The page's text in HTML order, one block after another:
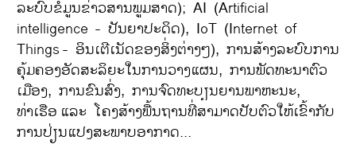
ລະບົບຂໍ້ມູນຂ່າວສານພູມສາດ); AI (Artificial
intelligence - ປັນຍາປະດິດ), IoT (Internet of
Things- ອິນເຕີເນັດຂອງສິ່ງຕ່າງໆ), ການສ້າງລະບົບການ
ຄຸ້ມຄອງອັດສະລິຍະໃນການວາງແຜນ, ການພັດທະນາຕົວ
ເມືອງ, ການຂົນສົ່ງ, ການຈົດທະບຽນຍານພາຫະນະ,
ທ່າເຮືອ ແລະ ໂຄງສ້າງພື້ນຖານທີ່ສາມາດປັບຕົວໃຫ້ເຂົ້າກັບ
ການປ່ຽນແປງສະພາບອາກາດ...